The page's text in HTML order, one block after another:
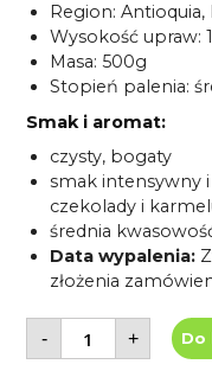
Region: Antioquia,
Wysokość upraw:
Masa: 500g
Stopień palenia:
Smak i aromat:
czysty, bogaty
smak intensywny
czekolady i
średnia
Data wypalenia:
złożenia
-
ilość
Kawa
ziarnista
+ Do